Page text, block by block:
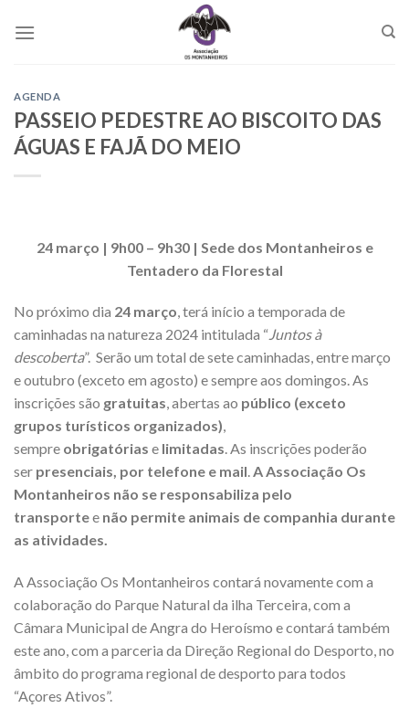
AGENDA
PASSEIO PEDESTRE AO BISCOITO DAS
ÁGUAS E FAJÃ DO MEIO
24 março | 9h00 – 9h30 | Sede dos Montanheiros e
Tentadero da Florestal
No próximo dia 24 março, terá início a temporada de
caminhadas na natureza 2024 intitulada “Juntos à
descoberta”. Serão um total de sete caminhadas, entre março
e outubro (exceto em agosto) e sempre aos domingos. As
inscrições são gratuitas, abertas ao público (exceto
grupos turísticos organizados),
sempre obrigatórias e limitadas. As inscrições poderão
ser presenciais, por telefone e mail.A Associação Os
Montanheiros não se responsabiliza pelo
transportee não permite animais de companhia durante
as atividades.
A Associação Os Montanheiros contará novamente com a
colaboração do Parque Natural da ilha Terceira, com a
Câmara Municipal de Angra do Heroísmo e contará também
este ano, com a parceria da Direção Regional do Desporto, no
âmbito do programa regional de desporto para todos
“Açores Ativos”.